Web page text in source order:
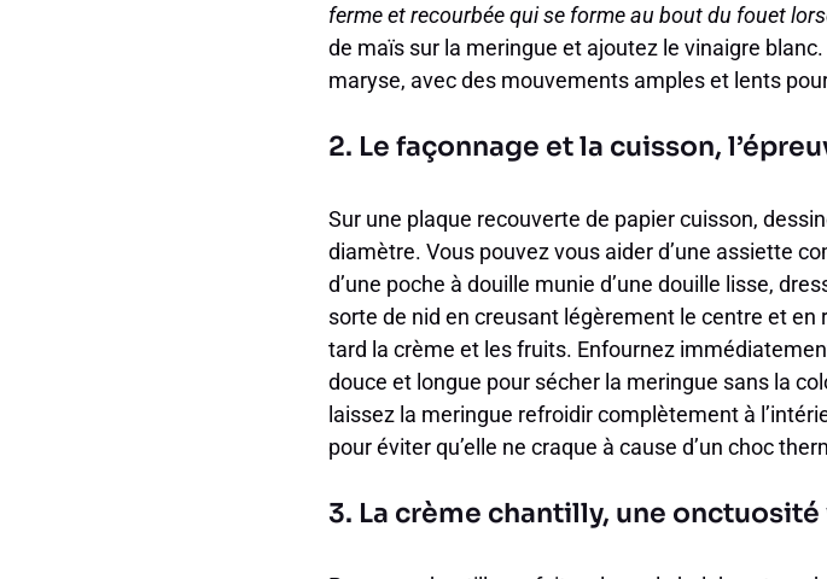
ferme et recourbée qui se forme au bout du fouet
de maïs sur la meringue et ajoutez le vinaigre
maryse, avec des mouvements amples et lents
2. Le façonnage et la cuisson,
Sur une plaque recouverte de papier cuisson,
diamètre. Vous pouvez vous aider d’une assiette
d’une poche à douille munie d’une douille lisse,
sorte de nid en creusant légèrement le centre et
tard la crème et les fruits. Enfournez
douce et longue pour sécher la meringue sans la
laissez la meringue refroidir complètement à
pour éviter qu’elle ne craque à cause d’un choc
3. La crème chantilly, une